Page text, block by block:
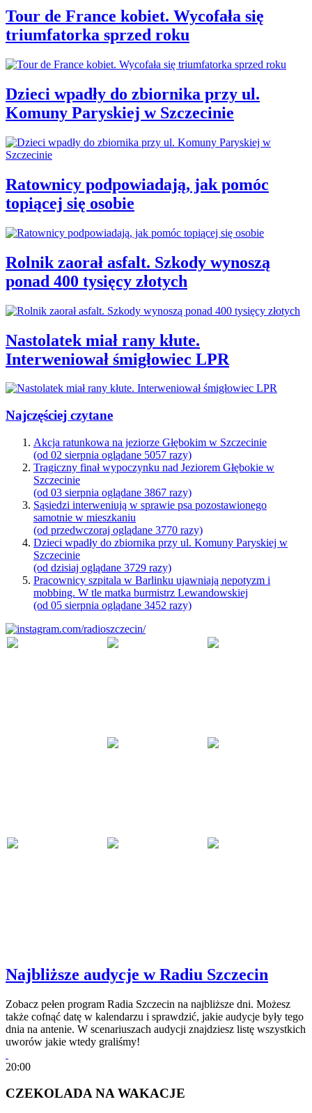
Tour de France kobiet. Wycofała się
triumfatorka sprzed roku
Dzieci wpadły do zbiornika przy ul.
Komuny Paryskiej w Szczecinie
Ratownicy podpowiadają, jak pomóc
topiącej się osobie
Rolnik zaorał asfalt. Szkody wynoszą
ponad 400 tysięcy złotych
Nastolatek miał rany kłute.
Interweniował śmigłowiec LPR
Najczęściej czytane
Akcja ratunkowa na jeziorze Głębokim w Szczecinie
(od 02 sierpnia oglądane 5057 razy)
Tragiczny finał wypoczynku nad Jeziorem Głębokie w
Szczecinie
(od 03 sierpnia oglądane 3867 razy)
Sąsiedzi interweniują w sprawie psa pozostawionego
samotnie w mieszkaniu
(od przedwczoraj oglądane 3770 razy)
Dzieci wpadły do zbiornika przy ul. Komuny Paryskiej w
Szczecinie
(od dzisiaj oglądane 3729 razy)
Pracownicy szpitala w Barlinku ujawniają nepotyzm i
mobbing. W tle matka burmistrz Lewandowskiej
(od 05 sierpnia oglądane 3452 razy)
Najbliższe audycje w Radiu Szczecin
Zobacz pełen program Radia Szczecin na najbliższe dni. Możesz
także cofnąć datę w kalendarzu i sprawdzić, jakie audycje były tego
dnia na antenie. W scenariuszach audycji znajdziesz listę wszystkich
uworów jakie wtedy graliśmy!
20:00
CZEKOLADA NA WAKACJE